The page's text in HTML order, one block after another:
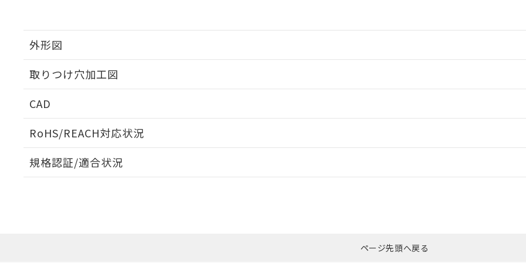
外形図
取りつけ穴加工図
CAD
RoHS/REACH対応状況
EU RoHS 注意事項・凡例
ダウンロードはこちら
規格認証/適合状況
ページ先頭へ戻る